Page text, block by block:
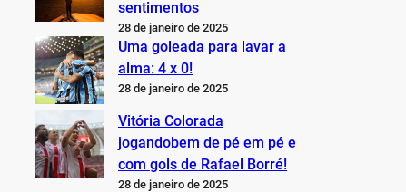
sentimentos
28 de janeiro de 2025
Uma goleada para lavar a
alma: 4 x 0!
28 de janeiro de 2025
Vitória Colorada
jogandobem de pé em pé e
com gols de Rafael Borré!
28 de janeiro de 2025